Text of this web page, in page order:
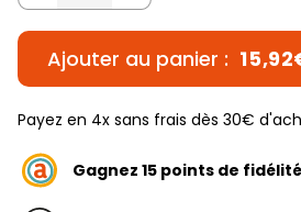
Ajouter au panier :
Payez en 4x sans frais dès 30€
Gagnez15 points de